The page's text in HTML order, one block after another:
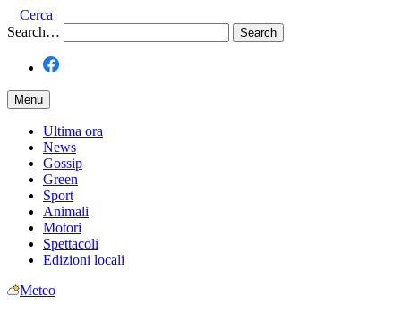
Cerca
Search…
Menu
Ultima ora
News
Gossip
Green
Sport
Animali
Motori
Spettacoli
Edizioni locali
Meteo